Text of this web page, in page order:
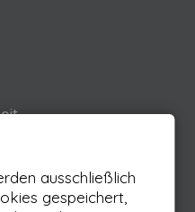
Vereine
ausschließlich
gespeichert,